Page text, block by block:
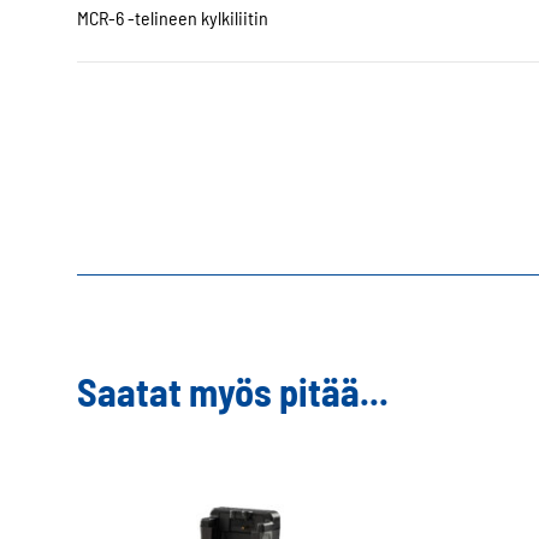
MCR-6 -telineen kylkiliitin
Saatat myös pitää...